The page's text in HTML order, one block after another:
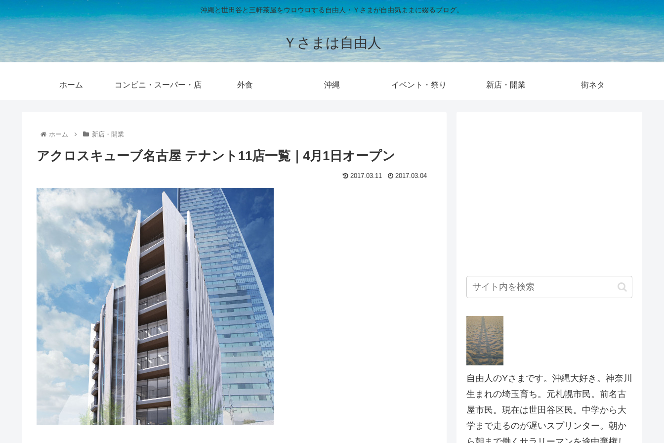
沖縄と世田谷と三軒茶屋をウロウロする自由人・Ｙさまが自由気ままに綴るブログ。
Ｙさまは自由人
ホーム コンビニ・スーパー・店 外食 沖縄 イベント・祭り 新店・開業 街ネタ
ホーム 新店・開業
アクロスキューブ名古屋 テナント11店一覧｜4月1日オープン
2017.03.11 2017.03.04
自由人のYさまです。沖縄大好き。神奈川
生まれの埼玉育ち。元札幌市民。前名古
屋市民。現在は世田谷区民。中学から大
学まで走るのが遅いスプリンター。朝か